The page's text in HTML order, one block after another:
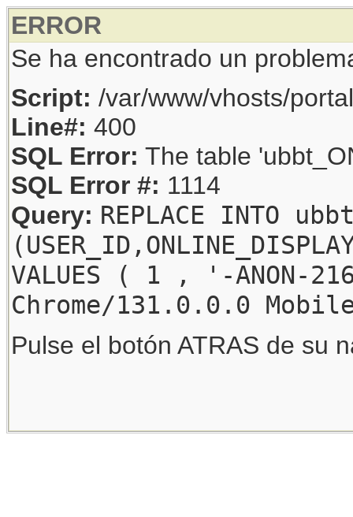
ERROR
Se ha encontrado un
Script: /var/www/vhosts/
Line#: 400
SQL Error: The table
SQL Error #: 1114
Query: REPLACE INTO
VALUES ( 1 , '-
Chrome/131.0.0.0
Pulse el botón ATRAS de su